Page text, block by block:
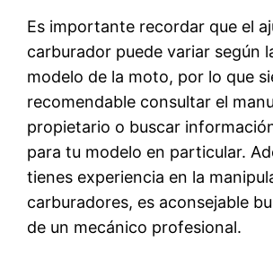
Es importante recordar que el
carburador puede variar según
modelo de la moto, por lo que
recomendable consultar el
propietario o buscar
para tu modelo en particular.
tienes experiencia en la
carburadores, es aconsejable
de un mecánico profesional.